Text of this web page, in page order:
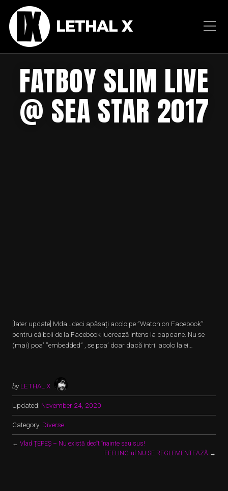
LETHAL X
FATBOY SLIM LIVE
@ SEA STAR 2017
[later update] Mda…deci apăsați acolo pe ”Watch on Facebook”
pentru că boii de la Facebook lucrează intens la capcane. Nu se
(mai) poa’ ”embedded” , se poa’ doar dacă intrii acolo la ei…
by LETHAL X
Updated: November 24, 2020
Category: Diverse
← Vlad ȚEPEȘ – Nu există decît înainte sau sus!
FEELING-ul NU SE REGLEMENTEAZĂ →